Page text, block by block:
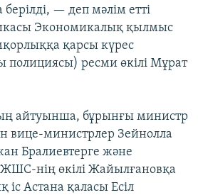
— деп мәлім етті
Экономикалық қылмыс
қарсы күрес
полициясы) ресми өкілі Мұрат
айтуынша, бұрынғы министр
вице-министрлер Зейнолла
Бралиевтерге және
нің өкілі Жайылғановқа
Астана қаласы Есіл